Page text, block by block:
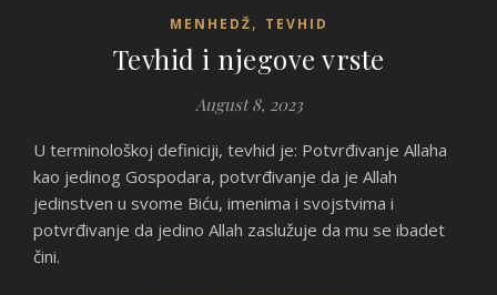
MENHEDŽ, TEVHID
Tevhid i njegove vrste
August 8, 2023
U terminološkoj definiciji, tevhid je: Potvrđivanje Allaha
kao jedinog Gospodara, potvrđivanje da je Allah
jedinstven u svome Biću, imenima i svojstvima i
potvrđivanje da jedino Allah zaslužuje da mu se ibadet
čini.